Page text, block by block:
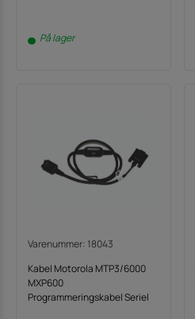
På lager
Varenummer: 18043
Kabel Motorola MTP3/6000
MXP600
Programmeringskabel Seriel